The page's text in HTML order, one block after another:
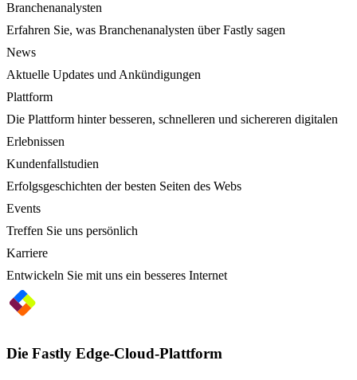
Branchenanalysten
Erfahren Sie, was Branchenanalysten über Fastly sagen
News
Aktuelle Updates und Ankündigungen
Plattform
Die Plattform hinter besseren, schnelleren und sichereren digitalen
Erlebnissen
Kundenfallstudien
Erfolgsgeschichten der besten Seiten des Webs
Events
Treffen Sie uns persönlich
Karriere
Entwickeln Sie mit uns ein besseres Internet
Die Fastly Edge-Cloud-Plattform